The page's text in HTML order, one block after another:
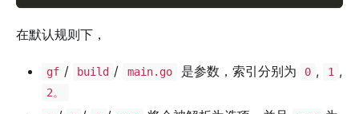
在默认规则下，
gf / build / main.go 是参数，索引分别为 0 , 1 ,
2。